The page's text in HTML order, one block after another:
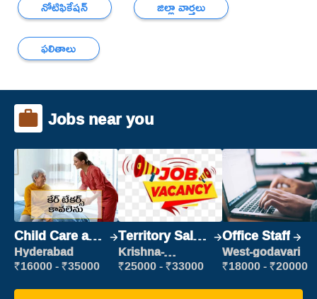
నోటిఫికేషన్
జిల్లా వార్తలు
ఫలితాలు
Jobs near you
Child Care and
Patient care
Hyderabad
₹16000 - ₹35000
Territory Sales
Manager
Krishna-
vijayawada
₹25000 - ₹33000
Office Staff
West-godavari
₹18000 - ₹20000